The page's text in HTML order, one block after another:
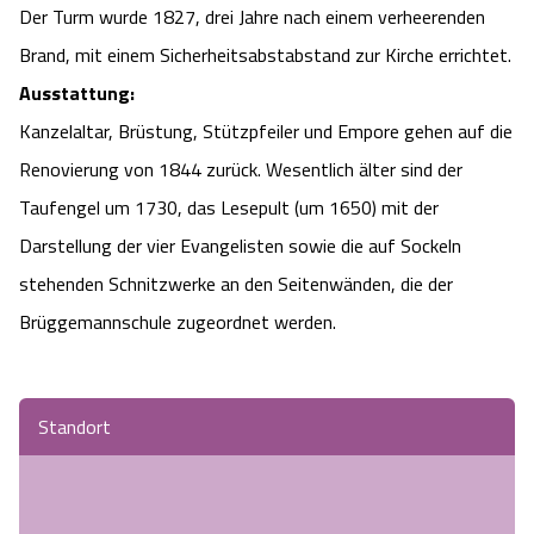
Camping
Urlaub mit Hund
Anreise
Reiten
Regionale Küche
Tiere
Wildpark Lüneburger Heide
Otter Zentrum
Wildpark Müden
Shopping Celle
Unterkünfte Celle
Veranstaltungen & Führungen Celle
Der Turm wurde 1827, drei Jahre nach einem verheerenden
Brand, mit einem Sicherheitsabstabstand zur Kirche errichtet.
Ausstattung:
Kanzelaltar, Brüstung, Stützpfeiler und Empore gehen auf die
Renovierung von 1844 zurück. Wesentlich älter sind der
Taufengel um 1730, das Lesepult (um 1650) mit der
Darstellung der vier Evangelisten sowie die auf Sockeln
stehenden Schnitzwerke an den Seitenwänden, die der
Brüggemannschule zugeordnet werden.
Standort